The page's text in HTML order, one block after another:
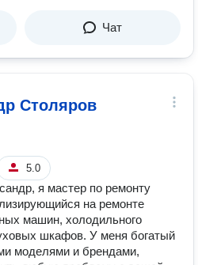
Чат
Столяров
5.0
я мастер по ремонту
на ремонте
машин, холодильного
шкафов. У меня богатый
моделями и брендами,